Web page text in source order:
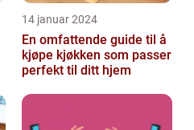
14 januar 2024
En omfattende guide til å
kjøpe kjøkken som passer
perfekt til ditt hjem